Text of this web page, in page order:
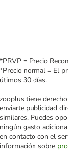
*PRVP = Precio
*Precio normal = El
útimos 30 días.
zooplus tiene
enviarte publicidad
similares. Puedes
ningún gasto
en contacto con el
información sobre